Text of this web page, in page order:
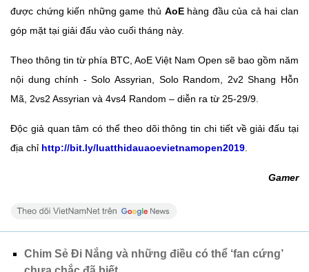
được chứng kiến những game thủ AoEhàng đầu của cả hai clan
góp mặt tại giải đấu vào cuối tháng này.
Theo thông tin từ phía BTC, AoE Việt Nam Open sẽ bao gồm năm
nội dung chính - Solo Assyrian, Solo Random, 2v2 Shang Hỗn
Mã, 2vs2 Assyrian và 4vs4 Random – diễn ra từ 25-29/9.
Độc giả quan tâm có thể theo dõi thông tin chi tiết về giải đấu tại
địa chỉ http://bit.ly/luatthidauaoevietnamopen2019
Gamer
Chim Sẻ Đi Nắng và những điều có thể ‘fan cứng’